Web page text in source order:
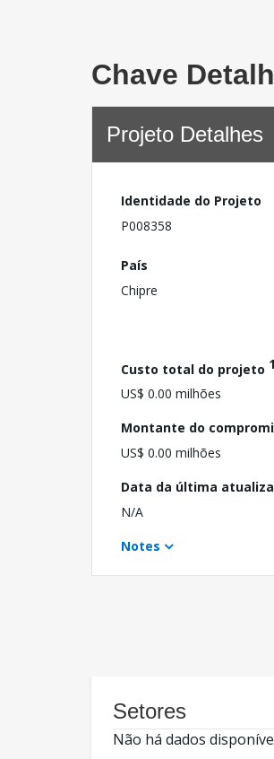
Chave
Projeto Detalhes
Identidade do Projeto
P008358
País
Chipre
Custo total do projeto 1
US$ 0.00 milhões
Montante do
US$ 0.00 milhões
Data da última
N/A
Notes
Setores
Não há dados